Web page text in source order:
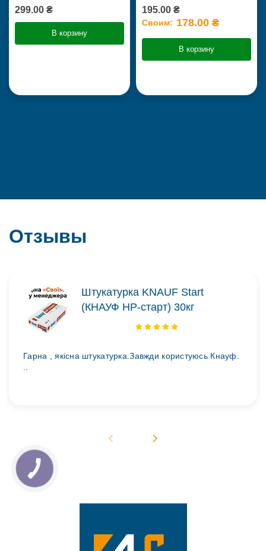
299.00 ₴
В корзину
195.00 ₴
Своим: 178.00 ₴
В корзину
Отзывы
Штукатурка KNAUF Start
(КНАУФ НР-старт) 30кг
Гарна , якісна штукатурка.Завжди користуюсь Кнауф.
..